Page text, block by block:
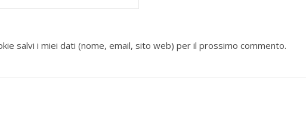
salvi i miei dati (nome, email, sito web) per il prossimo commento.